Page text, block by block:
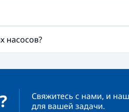
насосов?
Свяжитесь с нами, и
для вашей задачи.